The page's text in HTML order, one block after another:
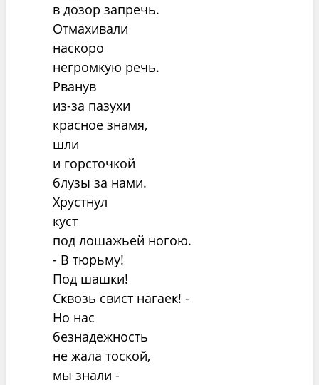
в дозор запречь.
Отмахивали
наскоро
негромкую речь.
Рванув
из-за пазухи
красное знамя,
шли
и горсточкой
блузы за нами.
Хрустнул
куст
под лошажьей ногою.
- В тюрьму!
Под шашки!
Сквозь свист нагаек! -
Но нас
безнадежность
не жала тоской,
мы знали -